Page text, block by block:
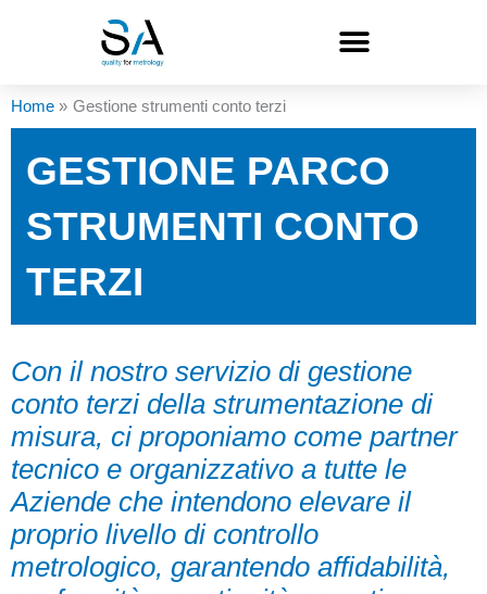
Home Gestione strumenti conto terzi
GESTIONE PARCO
STRUMENTI CONTO
TERZI
Con il nostro servizio di gestione
conto terzi della strumentazione di
misura, ci proponiamo come partner
tecnico e organizzativo a tutte le
Aziende che intendono elevare il
proprio livello di controllo
metrologico, garantendo affidabilità,